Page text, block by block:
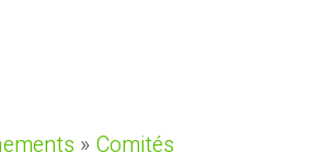
» Comités